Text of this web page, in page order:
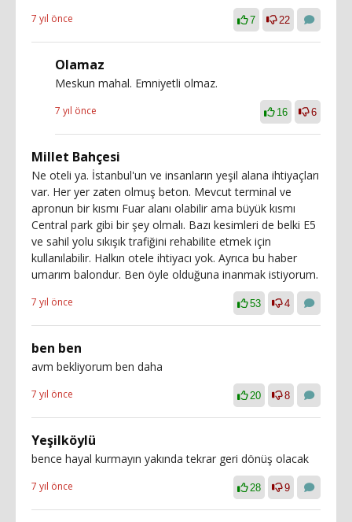
7 yıl önce 7 22
Olamaz
Meskun mahal. Emniyetli olmaz.
7 yıl önce 16 6
Millet Bahçesi
Ne oteli ya. İstanbul'un ve insanların yeşil alana ihtiyaçları
var. Her yer zaten olmuş beton. Mevcut terminal ve
apronun bir kısmı Fuar alanı olabilir ama büyük kısmı
Central park gibi bir şey olmalı. Bazı kesimleri de belki E5
ve sahil yolu sıkışık trafiğini rehabilite etmek için
kullanılabilir. Halkın otele ihtiyacı yok. Ayrıca bu haber
umarım balondur. Ben öyle olduğuna inanmak istiyorum.
7 yıl önce 53 4
ben ben
avm bekliyorum ben daha
7 yıl önce 20 8
Yeşilköylü
bence hayal kurmayın yakında tekrar geri dönüş olacak
7 yıl önce 28 9